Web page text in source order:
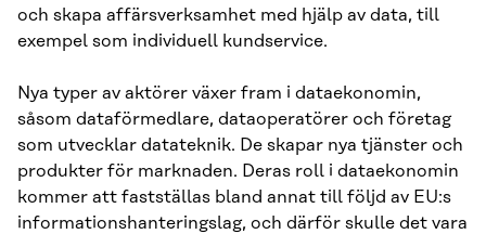
och skapa affärsverksamhet med hjälp av data, till
exempel som individuell kundservice.
Nya typer av aktörer växer fram i dataekonomin,
såsom dataförmedlare, dataoperatörer och företag
som utvecklar datateknik. De skapar nya tjänster och
produkter för marknaden. Deras roll i dataekonomin
kommer att fastställas bland annat till följd av EU:s
informationshanteringslag, och därför skulle det vara